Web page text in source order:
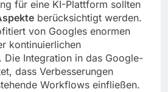
für eine KI-Plattform sollten
berücksichtigt werden.
von Googles enormen
kontinuierlichen
Die Integration in das Google-
dass Verbesserungen
Workflows einfließen.